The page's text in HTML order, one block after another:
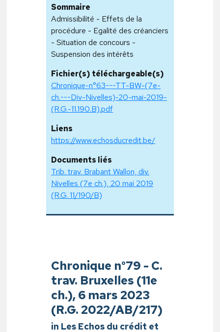
Sommaire
Admissibilité - Effets de la
procédure - Egalité des créanciers
- Situation de concours -
Suspension des intérêts
Fichier(s) téléchargeable(s)
Chronique-n°63---TT-BW-(7e-
ch.---Div-Nivelles)-20-mai-2019-
(R.G.-11.190.B).pdf
Liens
https://www.echosducredit.be/
Documents liés
Trib. trav. Brabant Wallon, div.
Nivelles (7e ch.), 20 mai 2019
(R.G. 11/190/B)
Chronique n°79 - C.
trav. Bruxelles (11e
ch.), 6 mars 2023
(R.G. 2022/AB/217)
in Les Echos du crédit et